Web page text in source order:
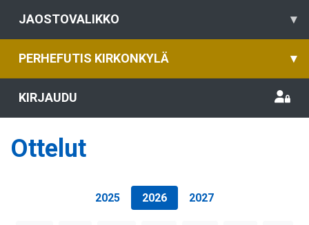
JAOSTOVALIKKO ▾
PERHEFUTIS KIRKONKYLÄ ▾
KIRJAUDU
Ottelut
2025 2026 2027